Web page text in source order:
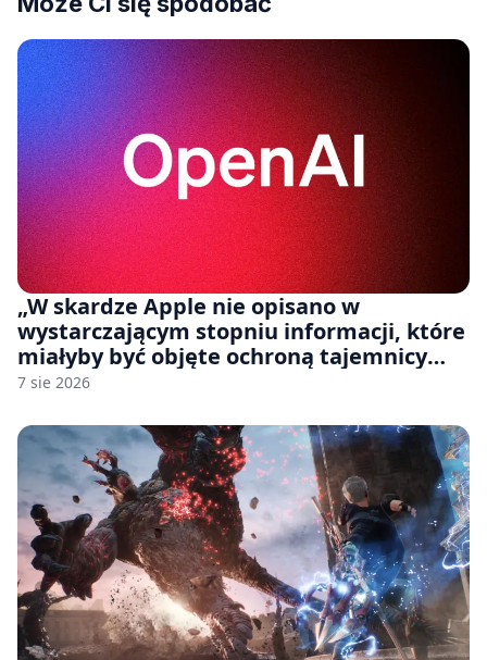
„W skardze Apple nie opisano w
wystarczającym stopniu informacji, które
miałyby być objęte ochroną tajemnicy
handlowej”. OpenAI żąda odrzucenia
7 sie 2026